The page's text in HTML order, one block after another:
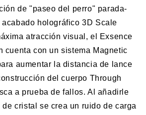
de "paseo del perro" parada-
holográfico 3D Scale
atracción visual, el Exsence
cuenta con un sistema Magnetic
aumentar la distancia de lance
del cuerpo Through
a prueba de fallos. Al añadirle
cristal se crea un ruido de carga